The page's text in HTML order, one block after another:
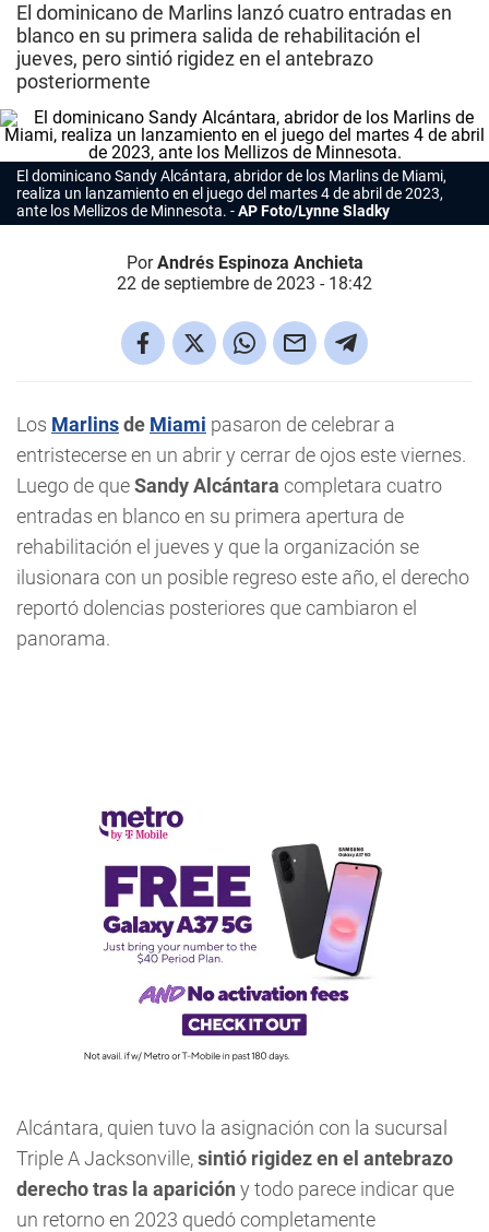
El dominicano de Marlins lanzó cuatro entradas en
blanco en su primera salida de rehabilitación el
jueves, pero sintió rigidez en el antebrazo
posteriormente
El dominicano Sandy Alcántara, abridor de los Marlins de Miami,
realiza un lanzamiento en el juego del martes 4 de abril de 2023,
ante los Mellizos de Minnesota.
AP Foto/Lynne Sladky
PorAndrés Espinoza Anchieta
22 de septiembre de 2023 - 18:42
Los Marlinsde Miami pasaron de celebrar a
entristecerse en un abrir y cerrar de ojos este viernes.
Luego de queSandy Alcántara completara cuatro
entradas en blanco en su primera apertura de
rehabilitación el jueves y que la organización se
ilusionara con un posible regreso este año, el derecho
reportó dolencias posteriores que cambiaron el
panorama.
Alcántara, quien tuvo la asignación con la sucursal
Triple A Jacksonville,sintió rigidez en el antebrazo
derecho tras la aparición y todo parece indicar que
un retorno en 2023 quedó completamente